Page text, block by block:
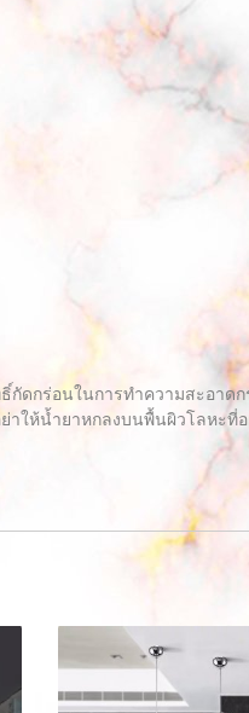
ดกร่อนในการทำความสะอาดก
าให้น้ำยาหกลงบนพื้นผิวโลหะที่